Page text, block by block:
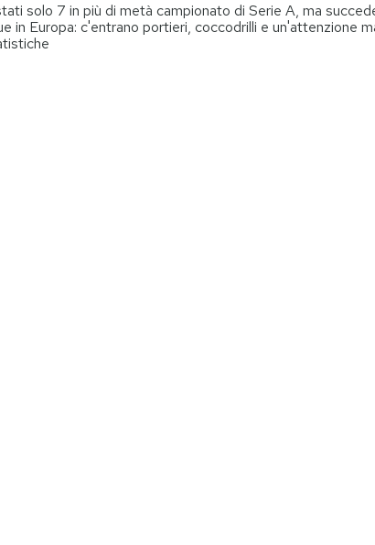
solo 7 in più di metà campionato di Serie A, ma
in Europa: c'entrano portieri, coccodrilli e un'attenzione